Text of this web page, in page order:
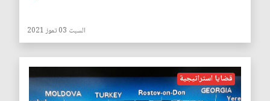
السبت 03 تموز 2021
قضايا استراتيجية